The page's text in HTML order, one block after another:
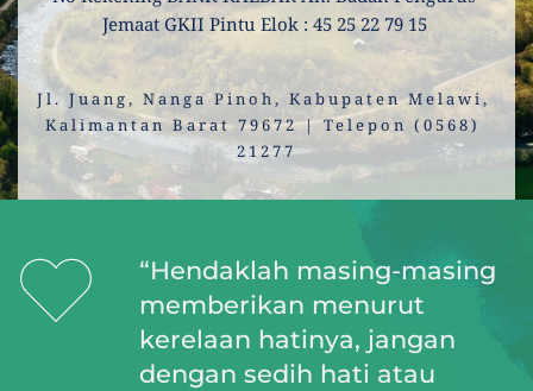
Jemaat GKII Pintu Elok : 45 25 22 79 15
Jl. Juang, Nanga Pinoh, Kabupaten Melawi,
Kalimantan Barat 79672 | Telepon (0568)
21277
“Hendaklah masing-masing
memberikan menurut
kerelaan hatinya, jangan
dengan sedih hati atau